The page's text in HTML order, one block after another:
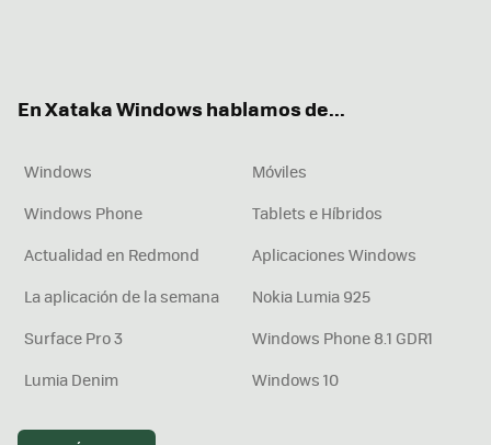
En Xataka Windows hablamos de...
Windows
Móviles
Windows Phone
Tablets e Híbridos
Actualidad en Redmond
Aplicaciones Windows
La aplicación de la semana
Nokia Lumia 925
Surface Pro 3
Windows Phone 8.1 GDR1
Lumia Denim
Windows 10